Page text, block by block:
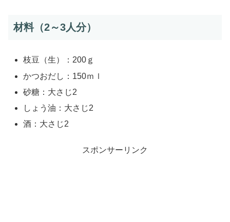
材料（2～3人分）
枝豆（生）：200ｇ
かつおだし：150ｍｌ
砂糖：大さじ2
しょう油：大さじ2
酒：大さじ2
スポンサーリンク